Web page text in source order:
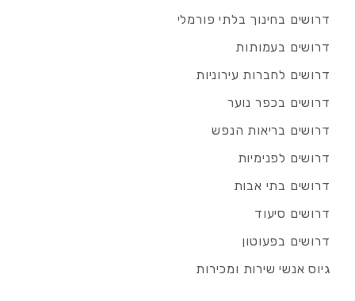
דרושים בחינוך בלתי פורמלי
דרושים בעמותות
דרושים לחברות עירוניות
דרושים בכפר נוער
דרושים בריאות הנפש
דרושים לפנימיות
דרושים בתי אבות
דרושים סיעוד
דרושים בפעוטון
גיוס אנשי שירות ומכירות